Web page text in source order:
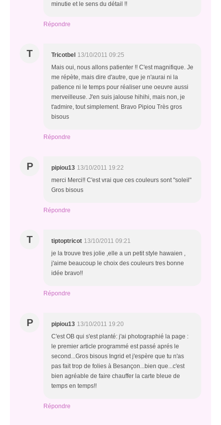
minutie et le sens du détail !!
Répondre
T Tricotbel 13/10/2011 09:25
Mais oui, nous allons patienter !! C'est magnifique. Je
me répète, mais dire d'autre, que je n'aurai ni la
patience ni le temps pour réaliser une oeuvre aussi
merveilleuse. J'en suis jalouse hihihi, mais non, je
t'admire, tout simplement. Bravo Pipiou Très gros
bisous
Répondre
P pipiou13 13/10/2011 19:22
merci Merci!! C'est vrai que ces couleurs sont "soleil"
Gros bisous
Répondre
T tiptoptricot 13/10/2011 09:21
je la trouve tres jolie ,elle a un petit style hawaien ,
j'aime beaucoup le choix des couleurs tres bonne
idée bravo!!
Répondre
P pipiou13 13/10/2011 19:20
C'est OB qui s'est planté: j'ai photographié la page :
le premier article programmé est passé aprés le
second...Gros bisous Ingrid et j'espère que tu n'as
pas fait trop de folies à Besançon...bien que...c'est
bien agréable de faire chauffer la carte bleue de
temps en temps!!
Répondre